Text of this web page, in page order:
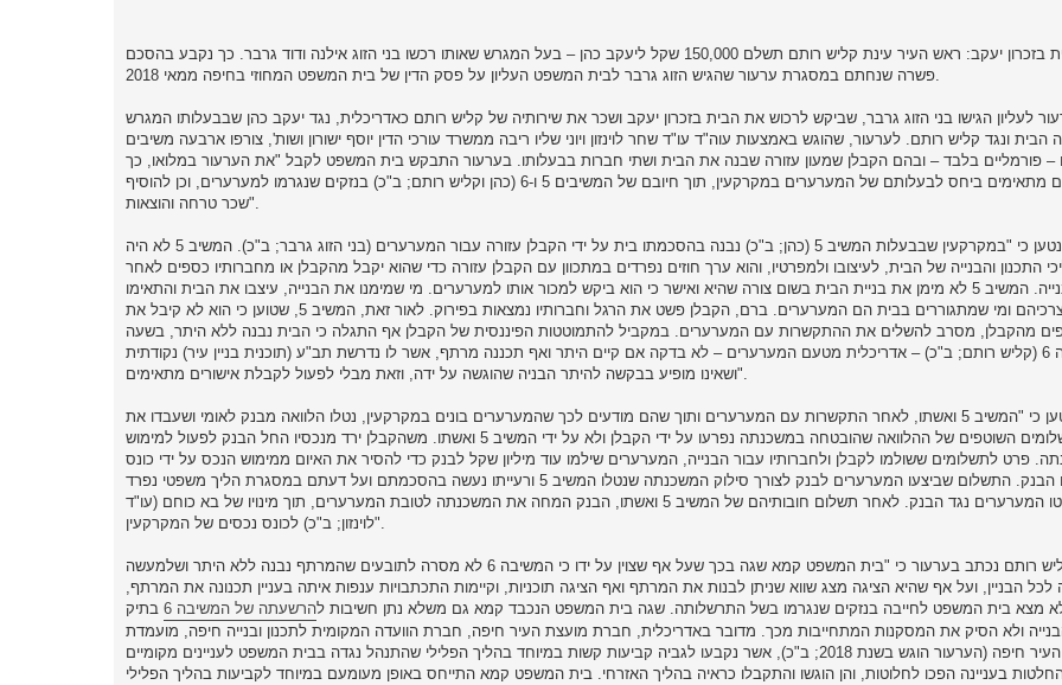
о
е
о
щ
е
и
е
פרשת הבית בזכרון יעקב: ראש העיר עינת קליש רותם תשלם 150,000 שקל ליעקב כהן – בעל המגרש שאותו רכשו בני הזוג אילנה ודוד גרבר. כך נקבע בהסכם
פשרה שנחתם במסגרת ערעור שהגיש הזוג גרבר לבית המשפט העליון על פסק הדין של בית המשפט המחוזי בחיפה ממאי 2018.
לעליון הגישו בני הזוג גרבר, שביקש לרכוש את הבית בזכרון יעקב ושכר את שירותיה של קליש רותם כאדריכלית, נגד יעקב כהן שבבעלותו המגרש
הבית ונגד קליש רותם. לערעור, שהוגש באמצעות עוה"ד עו"ד שחר לוינזון ויוני שליו ריבה ממשרד עורכי הדין יוסף ישורון ושות', צורפו ארבעה משיבים
– פורמליים בלבד – ובהם הקבלן שמעון עזורה שבנה את הבית ושתי חברות בבעלותו. בערעור התבקש בית המשפט לקבל "את הערעור במלואו, כך
שיינתנו צווים מתאימים ביחס לבעלותם של המערערים במקרקעין, תוך חיובם של המשיבים 5 ו-6 (כהן וקליש רותם; ב"כ) בנזקים שנגרמו למערערים, וכן להוסיף
שכר טרחה והוצאות".
בערעור נטען כי "במקרקעין שבבעלות המשיב 5 (כהן; ב"כ) נבנה בהסכמתו בית על ידי הקבלן עזורה עבור המערערים (בני הזוג גרבר; ב"כ). המשיב 5 לא היה
התכנון והבנייה של הבית, לעיצובו ולמפרטיו, והוא ערך חוזים נפרדים במתכוון עם הקבלן עזורה כדי שהוא יקבל מהקבלן או מחברותיו כספים לאחר
השלמת הבנייה. המשיב 5 לא מימן את בניית הבית בשום צורה שהיא ואישר כי הוא ביקש למכור אותו למערערים. מי שמימנו את הבנייה, עיצבו את הבית והתאימו
אותו לצרכיהם ומי שמתגוררים בבית הם המערערים. ברם, הקבלן פשט את הרגל וחברותיו נמצאות בפירוק. לאור זאת, המשיב 5, שטוען כי הוא לא קיבל את
מהקבלן, מסרב להשלים את ההתקשרות עם המערערים. במקביל להתמוטטות הפיננסית של הקבלן אף התגלה כי הבית נבנה ללא היתר, בשעה
שהמשיבה 6 (קליש רותם; ב"כ) – אדריכלית מטעם המערערים – לא בדקה אם קיים היתר ואף תכננה מרתף, אשר לו נדרשת תב"ע (תוכנית בניין עיר) נקודתית
ושאינו מופיע בבקשה להיתר הבניה שהוגשה על ידה, וזאת מבלי לפעול לקבלת אישורים מתאימים".
עוד נטען כי "המשיב 5 ואשתו, לאחר התקשרות עם המערערים ותוך שהם מודעים לכך שהמערערים בונים במקרקעין, נטלו הלוואה מבנק לאומי ושעבדו את
המגרש. התשלומים השוטפים של ההלוואה שהובטחה במשכנתה נפרעו על ידי הקבלן ולא על ידי המשיב 5 ואשתו. משהקבלן ירד מנכסיו החל הבנק לפעול למימוש
פרט לתשלומים ששולמו לקבלן ולחברותיו עבור הבנייה, המערערים שילמו עוד מיליון שקל לבנק כדי להסיר את האיום ממימוש הנכס על ידי כונס
נכסים מטעם הבנק. התשלום שביצעו המערערים לבנק לצורך סילוק המשכנתה שנטלו המשיב 5 ורעייתו נעשה בהסכמתם ועל דעתם במסגרת הליך משפטי נפרד
שאותו נקטו המערערים נגד הבנק. לאחר תשלום חובותיהם של המשיב 5 ואשתו, הבנק המחה את המשכנתה לטובת המערערים, תוך מינויו של בא כוחם (עו"ד
לוינזון; ב"כ) לכונס נכסים של המקרקעין".
באשר לקליש רותם נכתב בערעור כי "בית המשפט קמא שגה בכך שעל אף שצוין על ידו כי המשיבה 6 לא מסרה לתובעים שהמרתף נבנה ללא היתר ושלמעשה
לכל הבניין, ועל אף שהיא הציגה מצג שווא שניתן לבנות את המרתף ואף הציגה תוכניות, וקיימות התכתבויות ענפות איתה בעניין תכנונה את המרתף,
לא מצא בית המשפט לחייבה בנזקים שנגרמו בשל התרשלותה. שגה בית המשפט הנכבד קמא גם משלא נתן חשיבות להרשעתה של המשיבה 6
בתיק
ולא הסיק את המסקנות המתחייבות מכך. מדובר באדריכלית, חברת מועצת העיר חיפה, חברת הוועדה המקומית לתכנון ובנייה חיפה, מועמדת
לראשות העיר חיפה (הערעור הוגש בשנת 2018; ב"כ), אשר נקבעו לגביה קביעות קשות במיוחד בהליך הפלילי שהתנהל נגדה בבית המשפט לעניינים מקומיים
בעניינה הפכו לחלוטות, והן הוגשו והתקבלו כראיה בהליך האזרחי. בית המשפט קמא התייחס באופן מעומעם במיוחד לקביעות בהליך הפלילי